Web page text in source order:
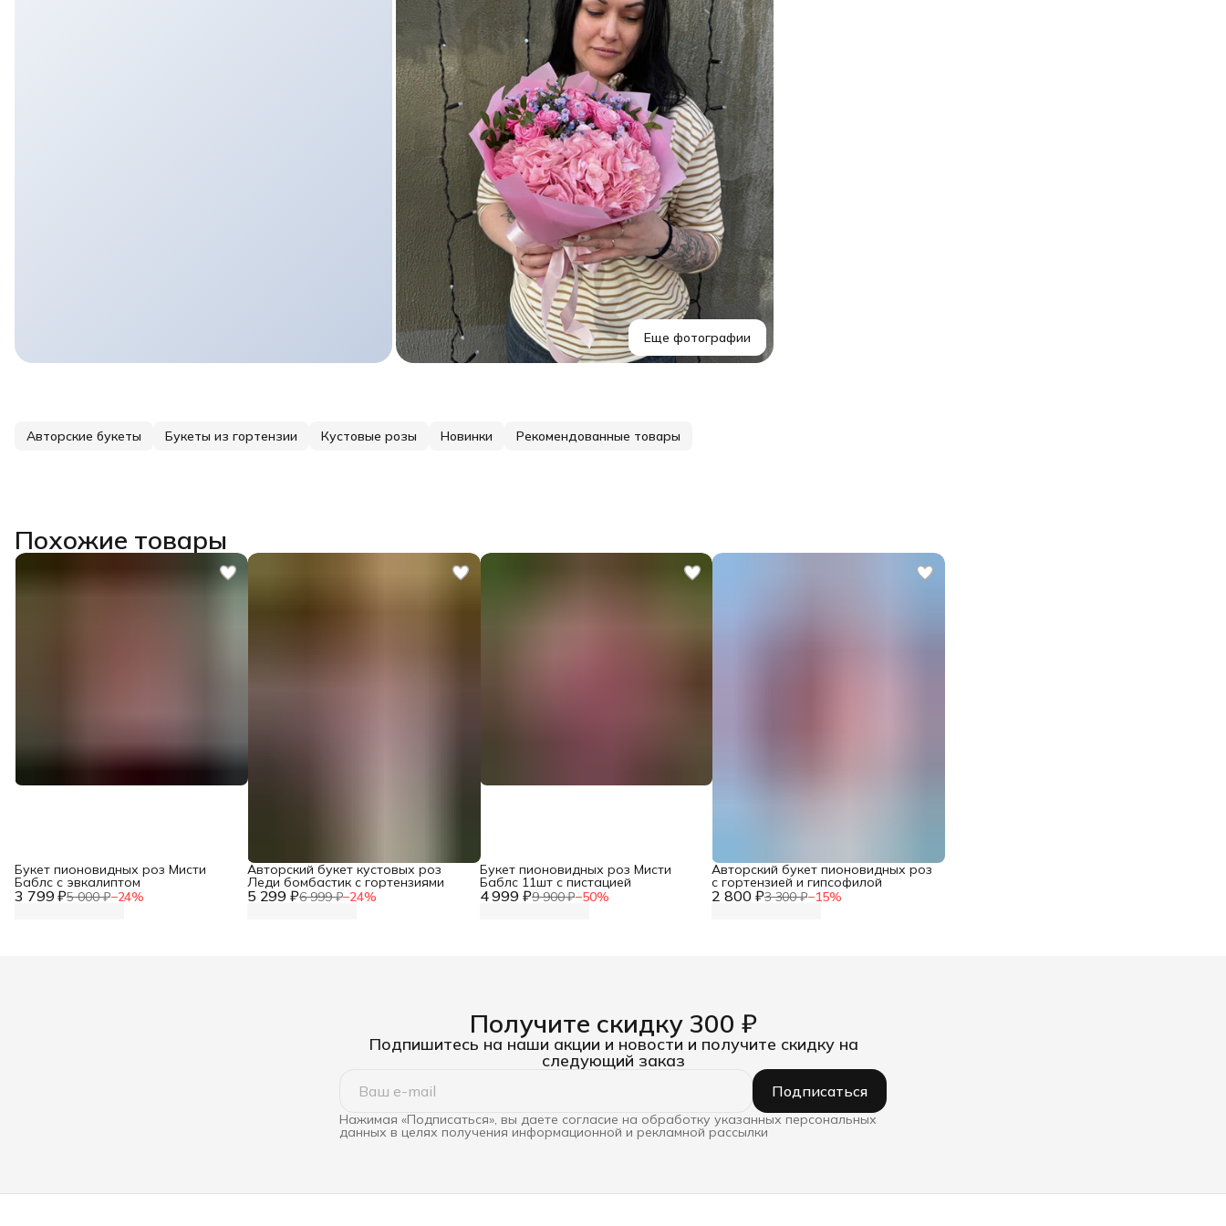
Еще фотографии
Авторские букеты Букеты из гортензии Кустовые розы Новинки Рекомендованные товары
Похожие товары
3 799 ₽5 000 ₽−24%
Букет пионовидных роз Мисти
Баблс с эвкалиптом
5 299 ₽6 999 ₽−24%
Авторский букет кустовых роз
Леди бомбастик с гортензиями
4 999 ₽9 900 ₽−50%
Букет пионовидных роз Мисти
Баблс 11шт с пистацией
2 800 ₽3 300 ₽−15%
Авторский букет пионовидных роз
с гортензией и гипсофилой
Получите скидку 300 ₽
Подпишитесь на наши акции и новости и получите скидку на
следующий заказ
Подписаться
Нажимая «Подписаться», вы даете согласие на обработку указанных персональных
данных в целях получения информационной и рекламной рассылки